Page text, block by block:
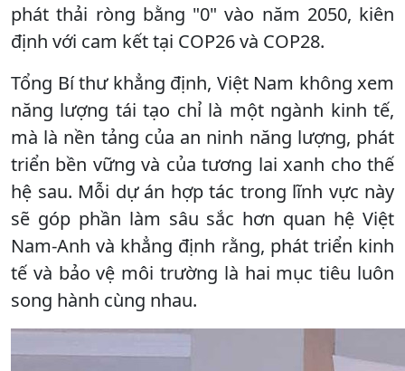
phát thải ròng bằng "0" vào năm 2050, kiên
định với cam kết tại COP26 và COP28.
Tổng Bí thư khẳng định, Việt Nam không xem
năng lượng tái tạo chỉ là một ngành kinh tế,
mà là nền tảng của an ninh năng lượng, phát
triển bền vững và của tương lai xanh cho thế
hệ sau. Mỗi dự án hợp tác trong lĩnh vực này
sẽ góp phần làm sâu sắc hơn quan hệ Việt
Nam-Anh và khẳng định rằng, phát triển kinh
tế và bảo vệ môi trường là hai mục tiêu luôn
song hành cùng nhau.